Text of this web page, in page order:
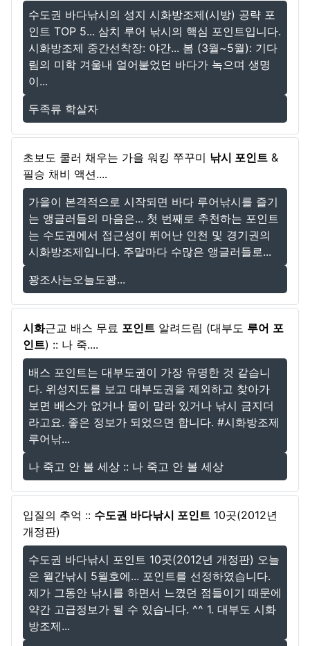
수도권 바다낚시의 성지 시화방조제(시방) 공략 포
인트 TOP 5... 삼치 루어 낚시의 핵심 포인트입니다.
시화방조제 중간선착장: 야간... 봄 (3월~5월): 기다
림의 미학 겨울내 얼어붙었던 바다가 녹으며 생명
이...
두족류 학살자
초보도 쿨러 채우는 가을 워킹 쭈꾸미 낚시 포인트 &
필승 채비 액션....
가을이 본격적으로 시작되면 바다 루어낚시를 즐기
는 앵글러들의 마음은... 첫 번째로 추천하는 포인트
는 수도권에서 접근성이 뛰어난 인천 및 경기권의
시화방조제입니다. 주말마다 수많은 앵글러들로...
꽝조사는오늘도꽝...
시화근교 배스 무료 포인트 알려드림 (대부도 루어 포
인트) :: 나 죽....
배스 포인트는 대부도권이 가장 유명한 것 같습니
다. 위성지도를 보고 대부도권을 제외하고 찾아가
보면 배스가 없거나 물이 말라 있거나 낚시 금지더
라고요. 좋은 정보가 되었으면 합니다. #시화방조제
루어낚...
나 죽고 안 볼 세상 :: 나 죽고 안 볼 세상
입질의 추억 :: 수도권 바다낚시 포인트 10곳(2012년
개정판)
수도권 바다낚시 포인트 10곳(2012년 개정판) 오늘
은 월간낚시 5월호에... 포인트를 선정하였습니다.
제가 그동안 낚시를 하면서 느꼈던 점들이기 때문에
약간 고급정보가 될 수 있습니다. ^^ 1. 대부도 시화
방조제...